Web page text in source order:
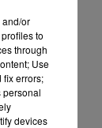
and/or
to
through
Use
fix errors;
personal
devices